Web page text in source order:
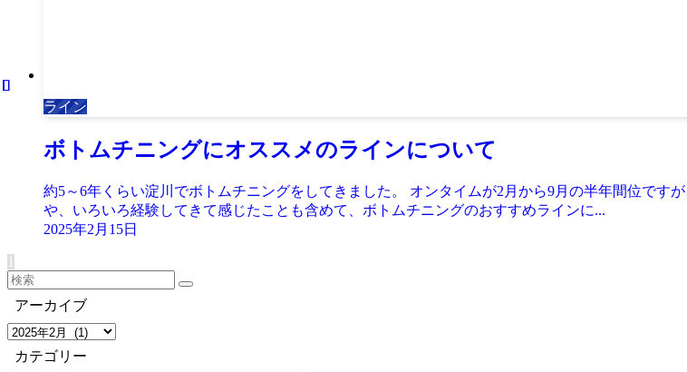
ライン
ボトムチニングにオススメのラインについて
約5～6年くらい淀川でボトムチニングをしてきました。 オンタイムが2月から9月の半年間位です
や、いろいろ経験してきて感じたことも含めて、ボトムチニングのおすすめラインに...
2025年2月15日
1
アーカイブ
ア
ーカテゴリー